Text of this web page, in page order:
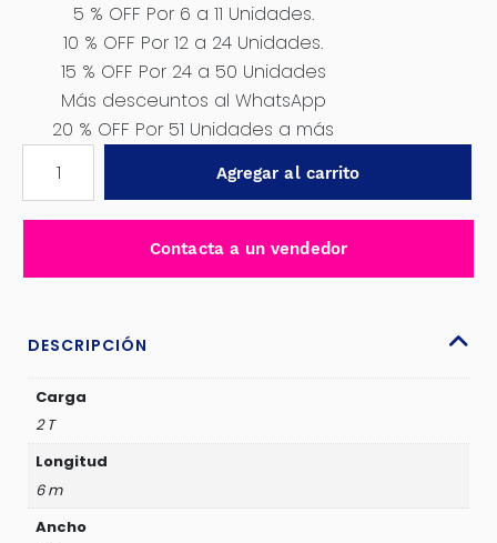
5 % OFF Por 6 a 11 Unidades.
10 % OFF Por 12 a 24 Unidades.
15 % OFF Por 24 a 50 Unidades
Más desceuntos al WhatsApp
20 % OFF Por 51 Unidades a más
REMOLQUE
JDRT33260
Agregar al carrito
Contacta a un vendedor
DESCRIPCIÓN
Carga
2 T
Longitud
6 m
Ancho